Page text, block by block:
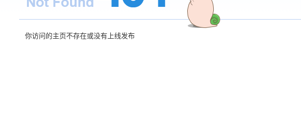
你访问的主页不存在或没有上线发布